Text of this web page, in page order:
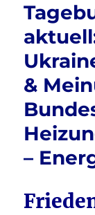
&
–